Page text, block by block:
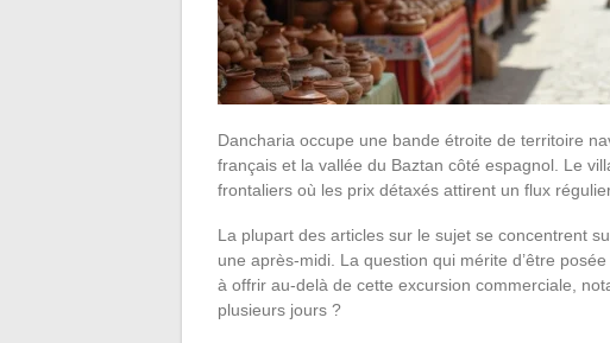
Dancharia occupe une bande étroite de territoire
français et la vallée du Baztan côté espagnol. Le
frontaliers où les prix détaxés attirent un flux
La plupart des articles sur le sujet se concentrent
une après-midi. La question qui mérite d’être
à offrir au-delà de cette excursion commerciale,
plusieurs jours ?